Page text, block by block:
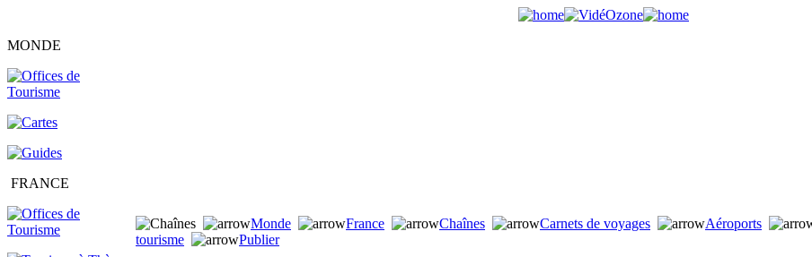
MONDE
FRANCE
Monde France Chaînes Carnets de voyages Aéroports
tourisme
Publier